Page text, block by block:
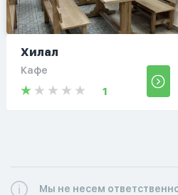
Хилал
Кафе
1
Мы не несем